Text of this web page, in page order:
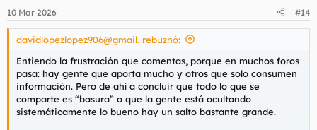
e
s
10 Mar 2026 #14
davidlopezlopez906@gmail. rebuznó:
Entiendo la frustración que comentas, porque en muchos foros
pasa: hay gente que aporta mucho y otros que solo consumen
información. Pero de ahí a concluir que todo lo que se
comparte es “basura” o que la gente está ocultando
sistemáticamente lo bueno hay un salto bastante grande.